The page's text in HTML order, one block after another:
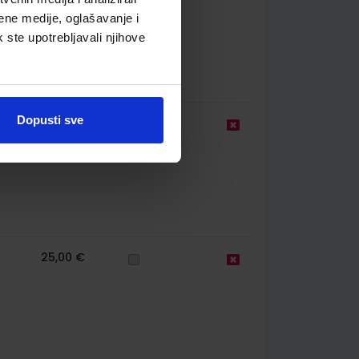
medije, oglašavanje i
ste upotrebljavali njihove
Dopusti sve
20,00 €
25,00 €